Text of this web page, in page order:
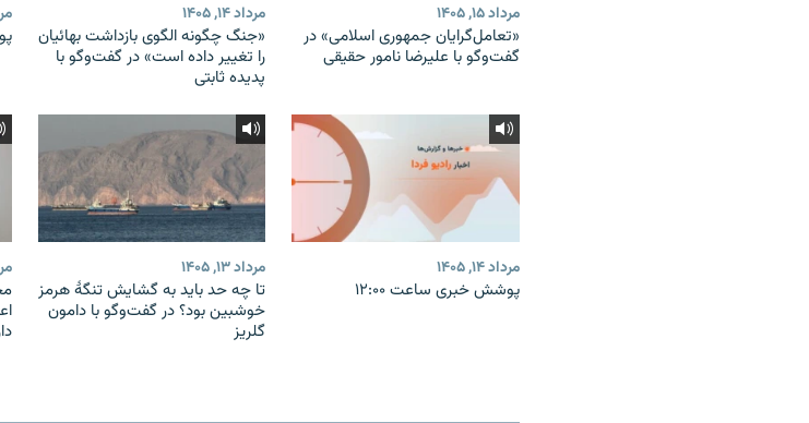
مرداد ۱۵, ۱۴۰۵
«تعامل‌گرایان جمهوری اسلامی» در
گفت‌وگو با علیرضا نامور حقیقی
مرداد ۱۴, ۱۴۰۵
«جنگ چگونه الگوی بازداشت بهائیان
را تغییر داده است» در گفت‌وگو با
پدیده ثابتی
مرداد ۱۴, ۱۴۰۵
پوشش خبری ساعت ۱۲:۰۰
مرداد ۱۳, ۱۴۰۵
تا چه حد باید به گشایش تنگهٔ هرمز
خوشبین بود؟ در گفت‌وگو با دامون
گلریز